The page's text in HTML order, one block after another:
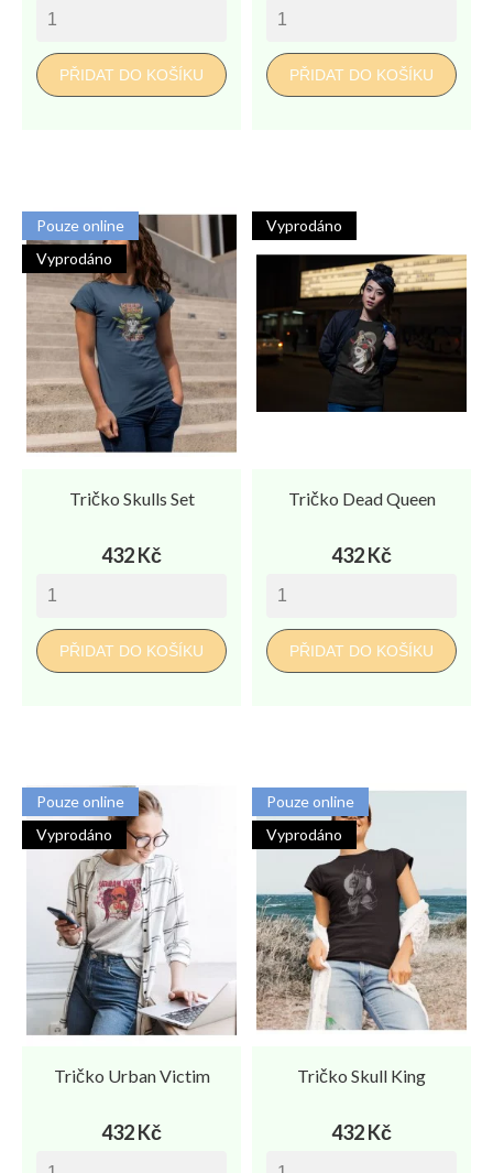
PŘIDAT DO KOŠÍKU PŘIDAT DO KOŠÍKU
Tričko Skulls Set
Cena
432 Kč
PŘIDAT DO KOŠÍKU
Pouze online
Vyprodáno
Tričko Dead Queen
Cena
432 Kč
PŘIDAT DO KOŠÍKU
Vyprodáno
Tričko Urban Victim
Cena
432 Kč
Pouze online
Vyprodáno
Tričko Skull King
Cena
432 Kč
Pouze online
Vyprodáno